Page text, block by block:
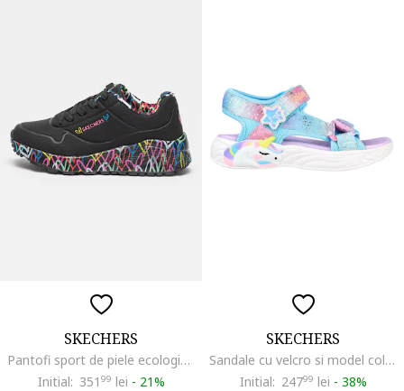
SKECHERS
Pantofi sport de piele ecologica Uno Lite - Lovely Luv, Negru
Initial: 351 99 lei - 21%
SKECHERS
Sandale cu velcro si model colorblock Unicorn Dreams, Galben/Albastru aquamarin/Roz
Initial: 24799 lei - 38%